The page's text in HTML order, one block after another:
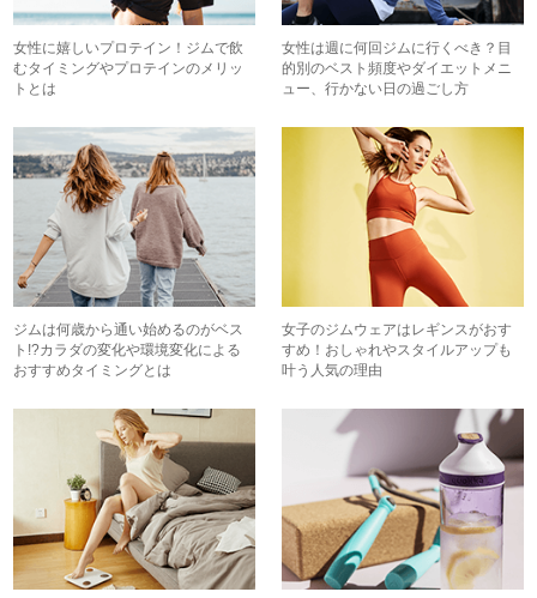
女性に嬉しいプロテイン！ジムで飲
むタイミングやプロテインのメリッ
トとは
女性は週に何回ジムに行くべき？目
的別のベスト頻度やダイエットメニ
ュー、行かない日の過ごし方
ジムは何歳から通い始めるのがベス
ト!?カラダの変化や環境変化による
おすすめタイミングとは
女子のジムウェアはレギンスがおす
すめ！おしゃれやスタイルアップも
叶う人気の理由